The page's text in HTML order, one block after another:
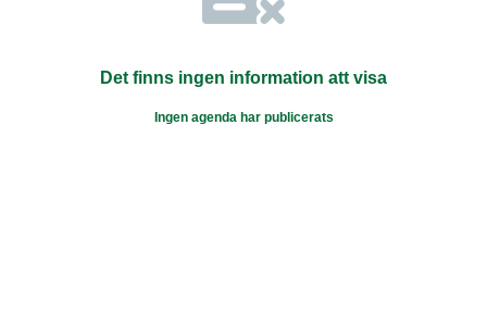
Det finns ingen information att visa
Ingen agenda har publicerats